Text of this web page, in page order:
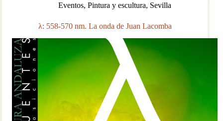
de
Perucchini
Eventos,Pintura y escultura, Sevilla
λ: 558-570 nm. La onda de Juan Lacomba